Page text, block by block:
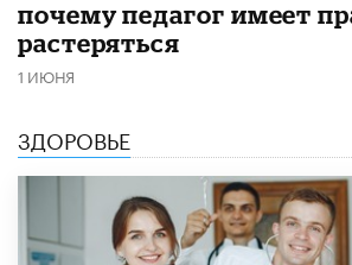
почему педагог имеет
растеряться
1 ИЮНЯ
ЗДОРОВЬЕ